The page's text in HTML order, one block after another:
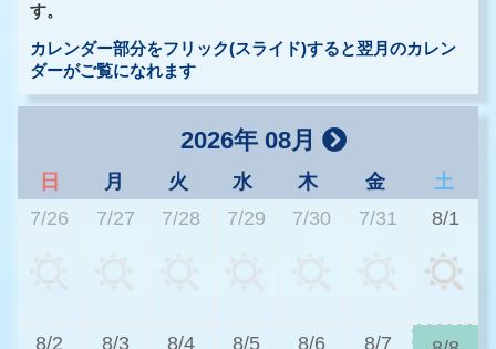
す。
カレンダー部分をフリック(スライド)すると翌月のカレン
ダーがご覧になれます
2026年 08月
日 月 火 水 木 金
土
7/26
7/27 7/28 7/29 7/30 7/31 8/1
8/2 8/3 8/4 8/5 8/6 8/7